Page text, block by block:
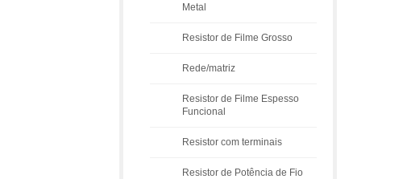
Metal
Resistor de Filme Grosso
Rede/matriz
Resistor de Filme Espesso
Funcional
Resistor com terminais
Resistor de Potência de Fio